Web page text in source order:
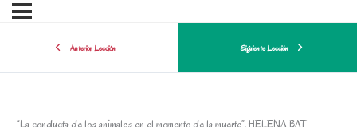
Anterior Lección Siguiente Lección